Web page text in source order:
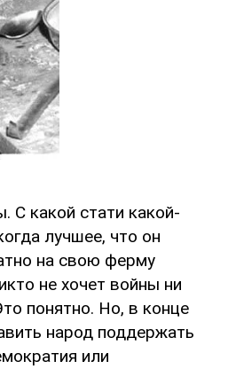
С какой стати какой-
лучшее, что он
на свою ферму
не хочет войны ни
понятно. Но, в конце
народ поддержать
или